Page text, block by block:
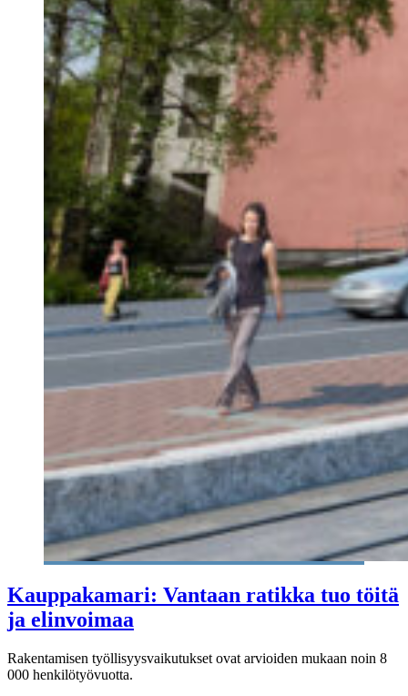
Kauppakamari: Vantaan ratikka tuo töitä
ja elinvoimaa
Rakentamisen työllisyysvaikutukset ovat arvioiden mukaan noin 8
000 henkilötyövuotta.